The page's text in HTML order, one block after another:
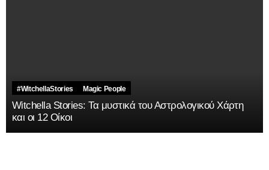
#WitchellaStories Magic People
Witchella Stories: Τα μυστικά του Αστρολογικού Χάρτη
και οι 12 Οίκοι